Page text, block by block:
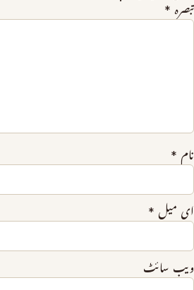
تبصرہ *
نام *
ای میل *
ویب‌ سائٹ